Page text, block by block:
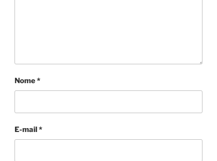
Nome*
E-mail*